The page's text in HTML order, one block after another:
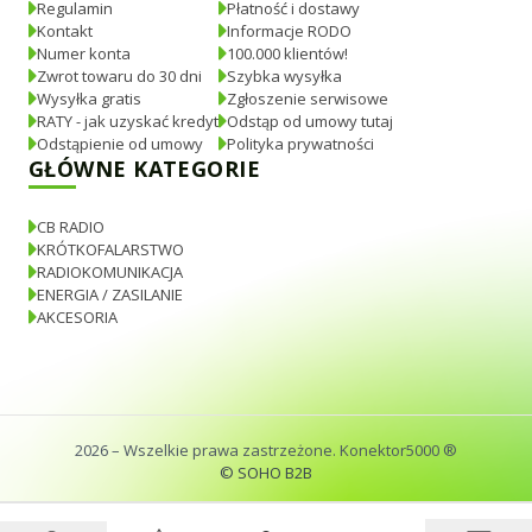
Regulamin
Kontakt
Numer konta
Zwrot towaru do 30 dni
Wysyłka gratis
RATY - jak uzyskać kredyt
Odstąpienie od umowy
Płatność i dostawy
Informacje RODO
100.000 klientów!
Szybka wysyłka
Zgłoszenie serwisowe
Odstąp od umowy tutaj
Polityka prywatności
GŁÓWNE KATEGORIE
CB RADIO
KRÓTKOFALARSTWO
RADIOKOMUNIKACJA
ENERGIA / ZASILANIE
AKCESORIA
2026– Wszelkie prawa zastrzeżone. Konektor5000 ®
© SOHO B2B